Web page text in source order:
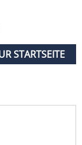
STARTSEITE